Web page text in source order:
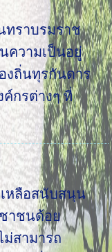
ทราบรมราช
ความเป็นอยู่
งถิ่นทุรกันดาร
กรต่างๆ ที่
เหลือสนับสนุน
าชนด้อย
ม่สามารถ